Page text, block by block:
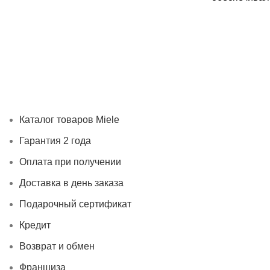
Каталог товаров Miele
Гарантия 2 года
Оплата при получении
Доставка в день заказа
Подарочный сертификат
Кредит
Возврат и обмен
Франшиза